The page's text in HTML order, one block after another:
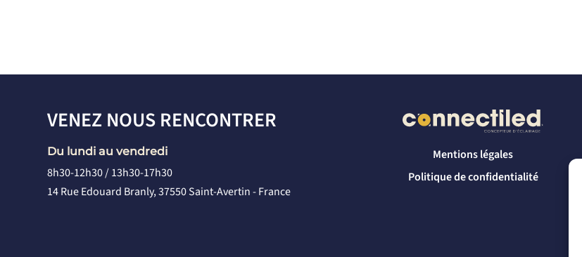
VENEZ NOUS RENCONTRER
Du lundi au vendredi
8h30-12h30 / 13h30-17h30
14 Rue Edouard Branly, 37550 Saint-Avertin - France
Mentions légales
Politique de confidentialité